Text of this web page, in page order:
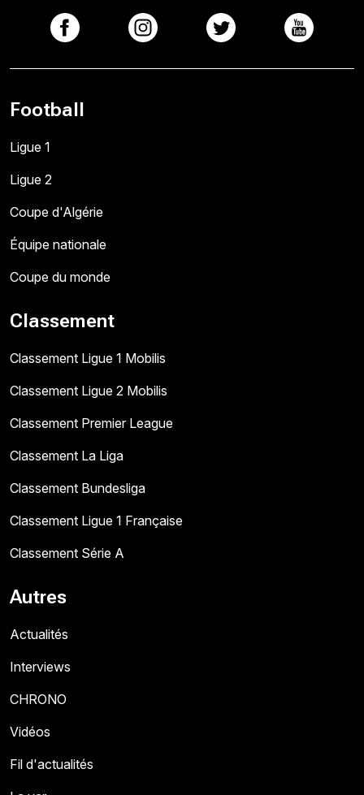
Football
Ligue 1
Ligue 2
Coupe d'Algérie
Équipe nationale
Coupe du monde
Classement
Classement Ligue 1 Mobilis
Classement Ligue 2 Mobilis
Classement Premier League
Classement La Liga
Classement Bundesliga
Classement Ligue 1 Française
Classement Série A
Autres
Actualités
Interviews
CHRONO
Vidéos
Fil d'actualités